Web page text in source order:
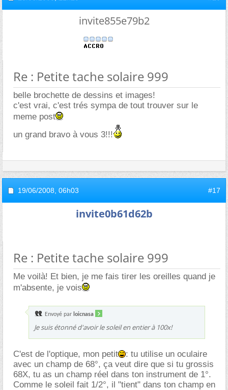
invite855e79b2
Re : Petite tache solaire 999
belle brochette de dessins et images!
c'est vrai, c'est trés sympa de tout trouver sur le
meme post
un grand bravo à vous 3!!!
19/06/2008, 06h03 #17
invite0b61d62b
Re : Petite tache solaire 999
Me voilà! Et bien, je me fais tirer les oreilles quand je
m'absente, je vois
Envoyé par loicnasa
Je suis étonné d'avoir le soleil en entier à 100x!
C'est de l'optique, mon petit
: tu utilise un oculaire
avec un champ de 68°, ça veut dire que si tu grossis
68X, tu as un champ réel dans ton instrument de 1°.
Comme le soleil fait 1/2°, il "tient" dans ton champ en